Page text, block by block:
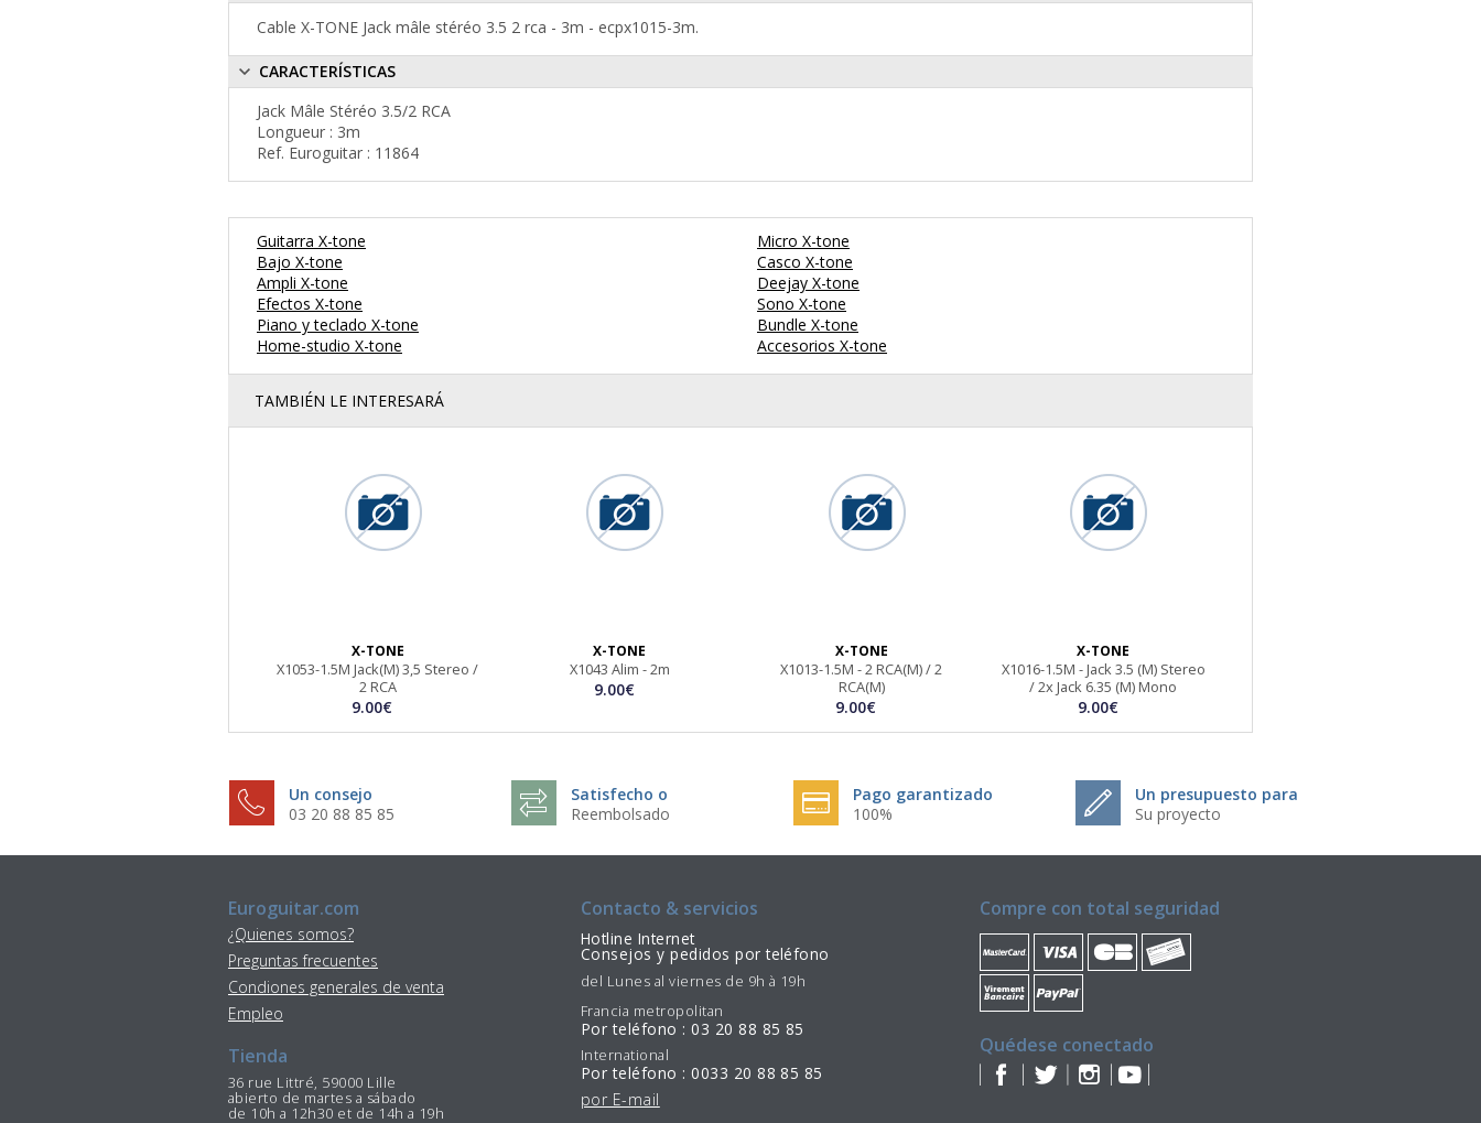
Cable X-TONE Jack mâle stéréo 3.5 2 rca - 3m - ecpx1015-3m.
CARACTERÍSTICAS
Jack Mâle Stéréo 3.5/2 RCA
Longueur : 3m
Ref. Euroguitar : 11864
Guitarra X-tone
Bajo X-tone
Ampli X-tone
Efectos X-tone
Piano y teclado X-tone
Home-studio X-tone
Micro X-tone
Casco X-tone
Deejay X-tone
Sono X-tone
Bundle X-tone
Accesorios X-tone
TAMBIÉN LE INTERESARÁ
X-TONE
X1053-1.5M Jack(M) 3,5 Stereo /
2 RCA
9.00€
X-TONE
X1043 Alim - 2m
9.00€
X-TONE
X1013-1.5M - 2 RCA(M) / 2
RCA(M)
9.00€
X-TONE
X1016-1.5M - Jack 3.5 (M) Stereo
/ 2x Jack 6.35 (M) Mono
9.00€
Un consejo
03 20 88 85 85
Satisfecho o
Reembolsado
Pago garantizado
100%
Un presupuesto para
Su proyecto
Euroguitar.com
¿Quienes somos?
Preguntas frecuentes
Condiones generales de venta
Empleo
Tienda
36 rue Littré, 59000 Lille
abierto de martes a sábado
de 10h a 12h30 et de 14h a 19h
Contacto & servicios
Hotline Internet
Consejos y pedidos por teléfono
del Lunes al viernes de 9h à 19h
Francia metropolitan
Por teléfono : 03 20 88 85 85
International
Por teléfono : 0033 20 88 85 85
por E-mail
Compre con total seguridad
Quédese conectado